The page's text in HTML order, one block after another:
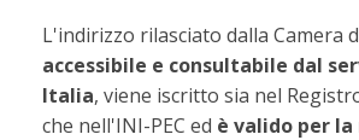
L'indirizzo rilasciato dalla Camera
accessibile e consultabile dal
Italia, viene iscritto sia nel
che nell'INI-PEC ed è valido per